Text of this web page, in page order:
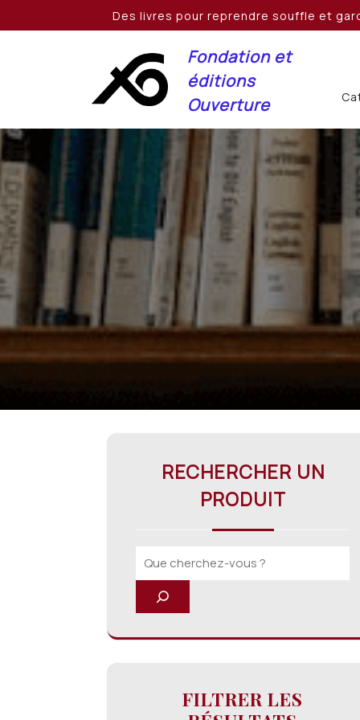
Des livres pour reprendre souffle et
Fondation et
éditions
Ouverture
RECHERCHER UN
PRODUIT
FILTRER LES